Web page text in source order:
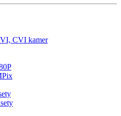
CVI kamer